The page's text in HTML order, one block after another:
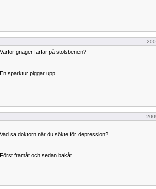
Varför gnager farfar på stolsbenen?
En sparktur piggar upp
Vad sa doktorn när du sökte för depression?
Först framåt och sedan bakåt